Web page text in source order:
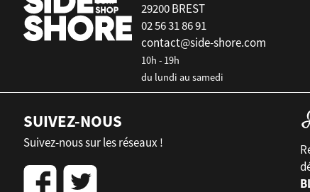
29200 BREST
02 56 31 86 91
contact@side-shore.com
10h - 19h
du lundi au samedi
SUIVEZ-NOUS
Suivez-nous sur les réseaux !